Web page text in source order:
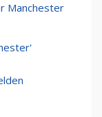
Manchester